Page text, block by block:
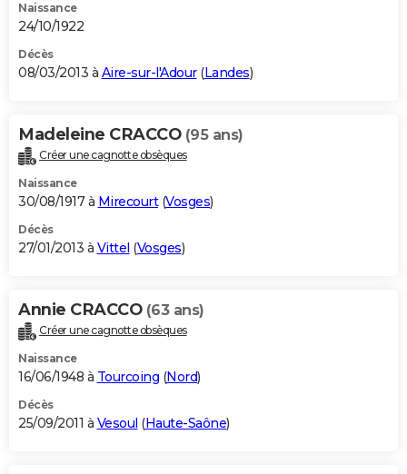
Naissance
24/10/1922
Décès
08/03/2013 à Aire-sur-l'Adour(Landes)
Madeleine CRACCO (95 ans)
Créer une cagnotte obsèques
Naissance
30/08/1917 à Mirecourt(Vosges)
Décès
27/01/2013 à Vittel (Vosges)
Annie CRACCO (63 ans)
Créer une cagnotte obsèques
Naissance
16/06/1948 à Tourcoing (Nord)
Décès
25/09/2011 à Vesoul (Haute-Saône)